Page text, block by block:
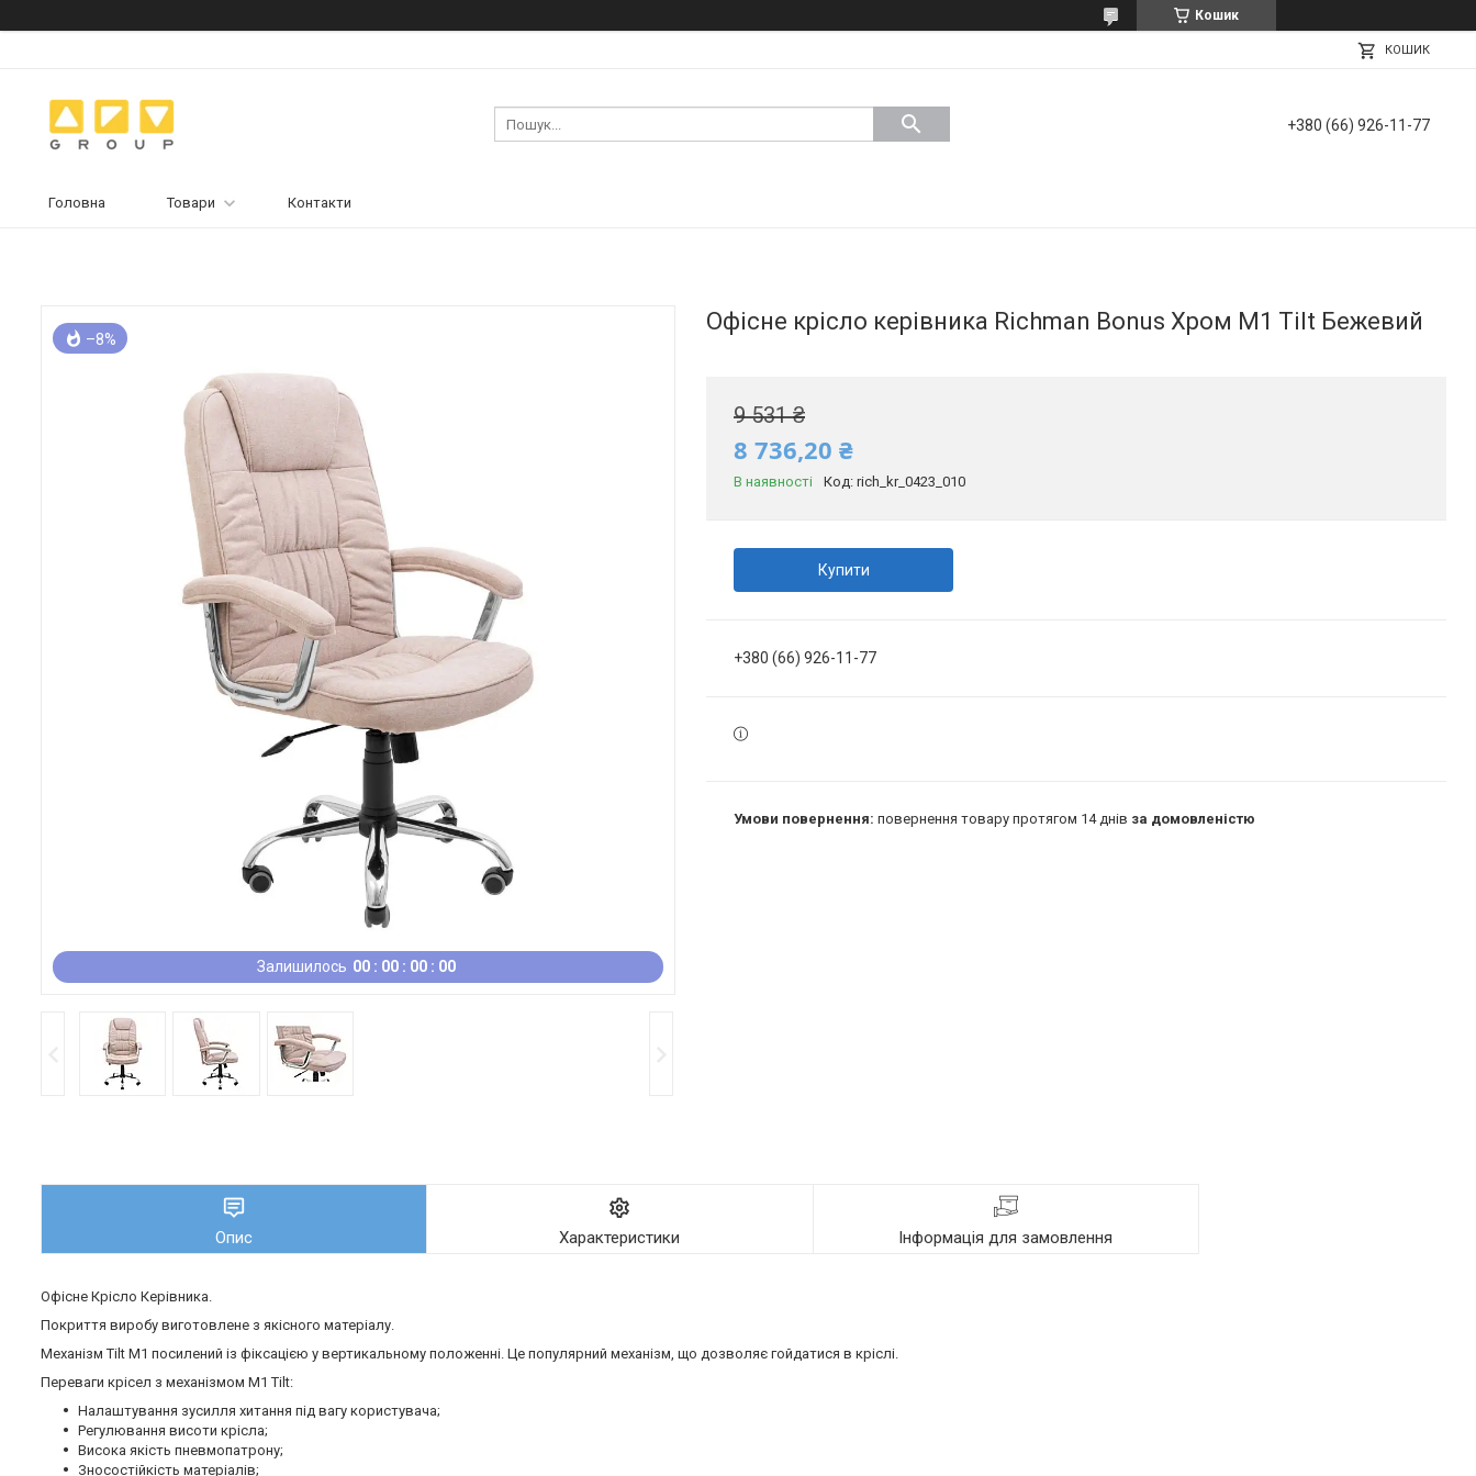
Кошик
КОШИК
+380 (66) 926-11-77
Головна Товари Контакти
Залишилось 00 00 00 00
–8%
Офісне крісло керівника Richman Bonus Хром M1 Tilt Бежевий
9 531 ₴
8 736,20 ₴
В наявності Код: rich_kr_0423_010
Купити
+380 (66) 926-11-77
повернення товару протягом 14 днів за домовленістю
Опис Характеристики Інформація для замовлення
Офісне Крісло Керівника.
Покриття виробу виготовлене з якісного матеріалу.
Механізм Tilt М1 посилений із фіксацією у вертикальному положенні. Це популярний механізм, що дозволяє гойдатися в кріслі.
Переваги крісел з механізмом M1 Tilt:
Налаштування зусилля хитання під вагу користувача;
Регулювання висоти крісла;
Висока якість пневмопатрону;
Зносостійкість матеріалів;